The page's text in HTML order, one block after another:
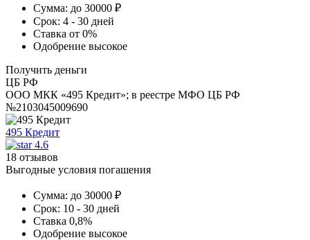
Сумма: до 30000 ₽
Срок: 4 - 30 дней
Ставка от 0%
Одобрение высокое
Получить деньги
ЦБ РФ
ООО МКК «495 Кредит»; в реестре МФО ЦБ РФ
№2103045009690
495 Кредит
4.6
18 отзывов
Выгодные условия погашения
Сумма: до 30000 ₽
Срок: 10 - 30 дней
Ставка 0,8%
Одобрение высокое